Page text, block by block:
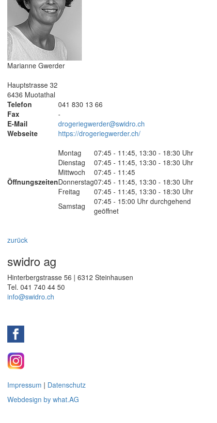
Marianne Gwerder
Hauptstrasse 32
6436 Muotathal
Telefon
041 830 13 66
Fax
-
E-Mail
drogeriegwerder@swidro.ch
Webseite
https://drogeriegwerder.ch/
Öffnungszeiten
Montag
07:45 - 11:45, 13:30 - 18:30 Uhr
Dienstag
07:45 - 11:45, 13:30 - 18:30 Uhr
Mittwoch
07:45 - 11:45
Donnerstag07:45 - 11:45, 13:30 - 18:30 Uhr
Freitag
07:45 - 11:45, 13:30 - 18:30 Uhr
Samstag
07:45 - 15:00 Uhr durchgehend
geöffnet
zurück
swidro ag
Hinterbergstrasse 56 | 6312 Steinhausen
Tel. 041 740 44 50
info@swidro.ch
Impressum | Datenschutz
Webdesign by what.AG